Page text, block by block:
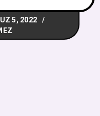
ilk tekme yere
çok fazla
5, 2022